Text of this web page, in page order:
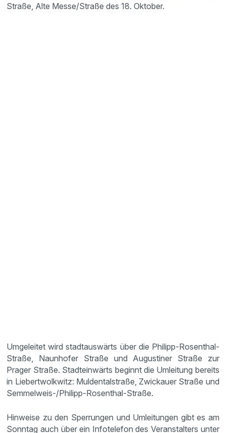
Straße, Alte Messe/Straße des 18. Oktober.
Umgeleitet wird stadtauswärts über die Philipp-Rosenthal-
Straße, Naunhofer Straße und Augustiner Straße zur
Prager Straße. Stadteinwärts beginnt die Umleitung bereits
in Liebertwolkwitz: Muldentalstraße, Zwickauer Straße und
Semmelweis-/Philipp-Rosenthal-Straße.
Hinweise zu den Sperrungen und Umleitungen gibt es am
Sonntag auch über ein Infotelefon des Veranstalters unter